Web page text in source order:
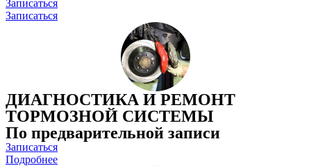
Записаться
Записаться
ДИАГНОСТИКА И РЕМОНТ
ТОРМОЗНОЙ СИСТЕМЫ
По предварительной записи
Записаться
Подробнее